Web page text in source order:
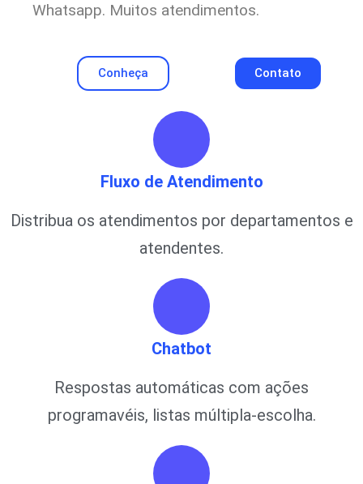
Whatsapp. Muitos atendimentos.
Conheça Contato
Fluxo de Atendimento
Distribua os atendimentos por departamentos e
atendentes.
Chatbot
Respostas automáticas com ações
programavéis, listas múltipla-escolha.